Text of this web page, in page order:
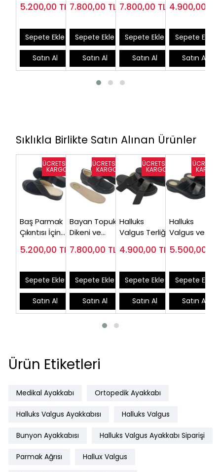
Terlik Bayan
5.200,00 TL
Sepete Ekle
Satın Al
Ayakkabısı
7.800,00 TL
Sepete Ekle
Satın Al
Valgus
EPTHLX01
7.800,00 TL
Sepete Ekle
Satın Al
( Baş Parmak
4.900,00
Sepete Ekle
Satın Al
Sıklıkla Birlikte Satın Alınan Ürünler
Baş Parmak
Çıkıntısı İçin
Terlik Bayan
5.200,00 TL
Sepete Ekle
Satın Al
Bayan Topuk
Dikeni ve
Valgus
EPTHLX01
7.800,00 TL
Sepete Ekle
Satın Al
Halluks
Valgus Terliği
( Baş Parmak
4.900,00 TL
Sepete Ekle
Satın Al
Halluks
Valgus ve
Fasciitis
EPTHLX80
5.500,00
Sepete Ekle
Satın Al
Ürün Etiketleri
Medikal Ayakkabı Ortopedik Ayakkabı
Halluks Valgus Ayakkabısı Halluks Valgus
Bunyon Ayakkabısı Halluks Valgus Ayakkabı Siparişi
Parmak Ağrısı Hallux Valgus